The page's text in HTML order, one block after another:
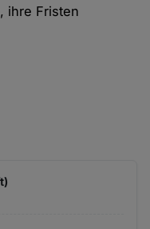
ihre Fristen